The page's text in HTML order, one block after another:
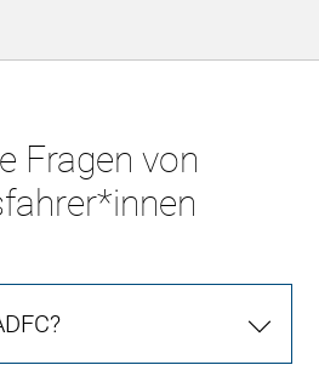
Fragen von